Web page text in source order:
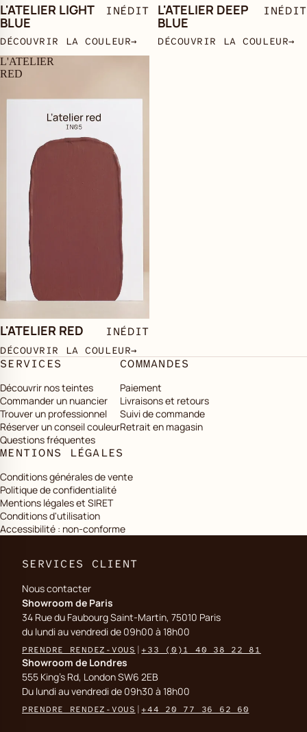
L'ATELIER LIGHT
BLUE
INÉDIT
DÉCOUVRIR LA COULEUR→
L'ATELIER DEEP
BLUE
INÉDIT
DÉCOUVRIR LA COULEUR→
L'ATELIER
RED
L'ATELIER RED INÉDIT
DÉCOUVRIR LA COULEUR→
SERVICES
Découvrir nos teintes
Commander un nuancier
Trouver un professionnel
Réserver un conseil couleur
Questions fréquentes
COMMANDES
Paiement
Livraisons et retours
Suivi de commande
Retrait en magasin
MENTIONS LÉGALES
Conditions générales de vente
Politique de confidentialité
Mentions légales et SIRET
Conditions d'utilisation
Accessibilité : non-conforme
SERVICES CLIENT
Nous contacter
Showroom de Paris
34 Rue du Faubourg Saint-Martin, 75010 Paris
du lundi au vendredi de 09h00 à 18h00
PRENDRE RENDEZ-VOUS +33 (0)1 40 38 22 81
Showroom de Londres
555 King's Rd, London SW6 2EB
Du lundi au vendredi de 09h30 à 18h00
PRENDRE RENDEZ-VOUS +44 20 77 36 62 60